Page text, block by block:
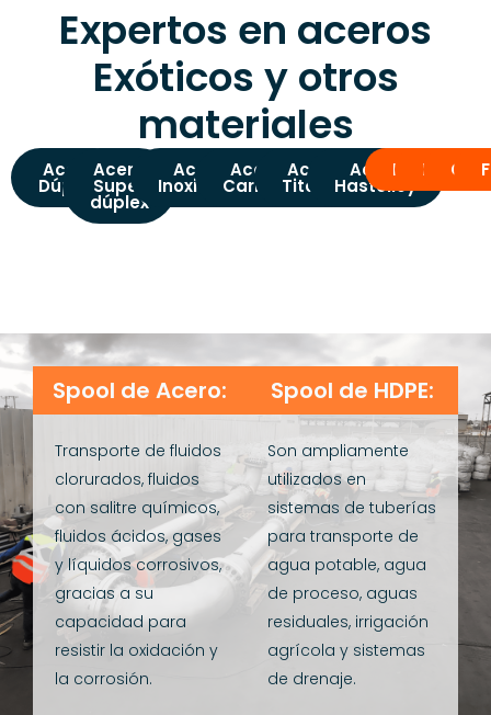
Expertos en aceros
Exóticos y otros
materiales
Acero
Dúplex
Acero
Super
dúplex
Aceros
Inoxidable
Aceros
Carbono
Acero
Titanio
Acero
Hastelloy
HDPEPVC
Spool de Acero:
Transporte de fluidos
clorurados, fluidos
con salitre químicos,
fluidos ácidos, gases
y líquidos corrosivos,
gracias a su
capacidad para
resistir la oxidación y
la corrosión.
Spool de HDPE:
Son ampliamente
utilizados en
sistemas de tuberías
para transporte de
agua potable, agua
de proceso, aguas
residuales, irrigación
agrícola y sistemas
de drenaje.